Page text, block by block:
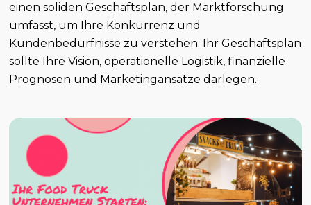
einen soliden Geschäftsplan, der Marktforschung
umfasst, um Ihre Konkurrenz und
Kundenbedürfnisse zu verstehen. Ihr Geschäftsplan
sollte Ihre Vision, operationelle Logistik, finanzielle
Prognosen und Marketingansätze darlegen.